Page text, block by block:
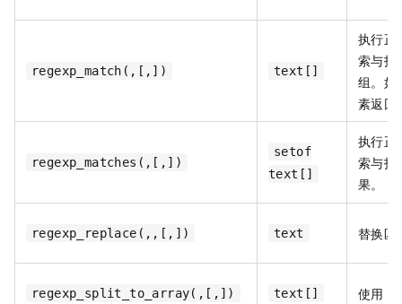
regexp_match(,[,]) text[]
执行正
索与指
组。如
素返回
regexp_matches(,[,])
setof
text[]
执行正
索与指
果。
regexp_replace(,,[,]) text 替换匹
regexp_split_to_array(,[,]) text[] 使用